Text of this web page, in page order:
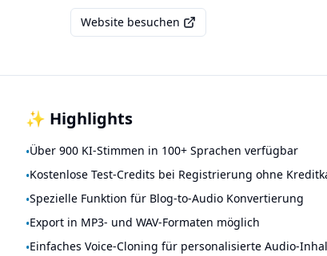
Website besuchen
✨ Highlights
•Über 900 KI-Stimmen in 100+ Sprachen verfügbar
•Kostenlose Test-Credits bei Registrierung ohne
•Spezielle Funktion für Blog-to-Audio Konvertierung
•Export in MP3- und WAV-Formaten möglich
•Einfaches Voice-Cloning für personalisierte Audio-